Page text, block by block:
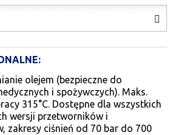
olejem (bezpieczne do
i spożywczych). Maks.
315°C. Dostępne dla wszystkich
wersji przetworników i
zakresy ciśnień od 70 bar do 700